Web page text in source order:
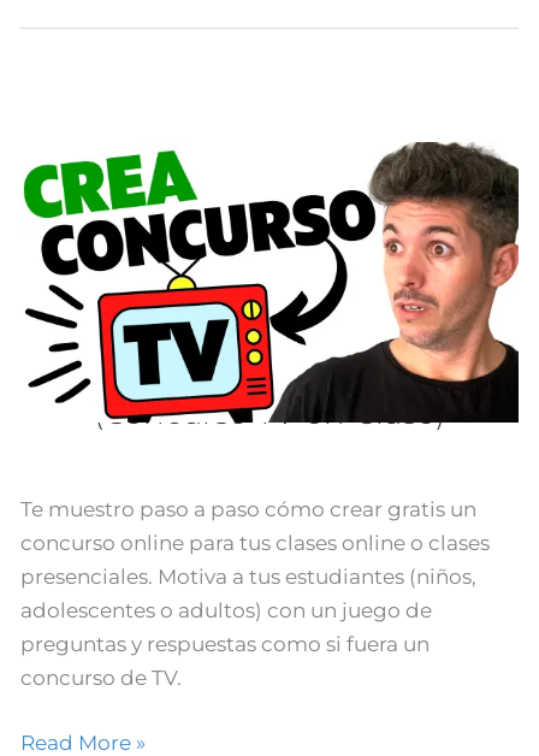
Motiva Así a Tus Estudiantes
(Concurso TV en Clase)
Te muestro paso a paso cómo crear gratis un
concurso online para tus clases online o clases
presenciales. Motiva a tus estudiantes (niños,
adolescentes o adultos) con un juego de
preguntas y respuestas como si fuera un
concurso de TV.
Motiva
Así
Tus
Estudiantes
(Concurso
TV
Read More »